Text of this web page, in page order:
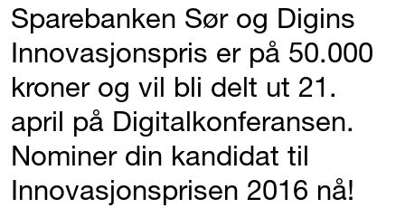
Sparebanken Sør og Digins
Innovasjonspris er på 50.000
kroner og vil bli delt ut 21.
april på Digitalkonferansen.
Nominer din kandidat til
Innovasjonsprisen 2016 nå!